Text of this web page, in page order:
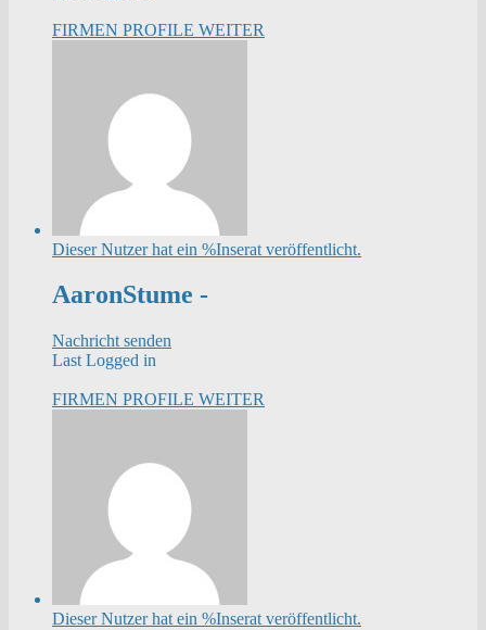
FIRMEN PROFILE WEITER
Dieser Nutzer hat ein %Inserat veröffentlicht.
AaronStume -
Nachricht senden
Last Logged in
FIRMEN PROFILE WEITER
Dieser Nutzer hat ein %Inserat veröffentlicht.